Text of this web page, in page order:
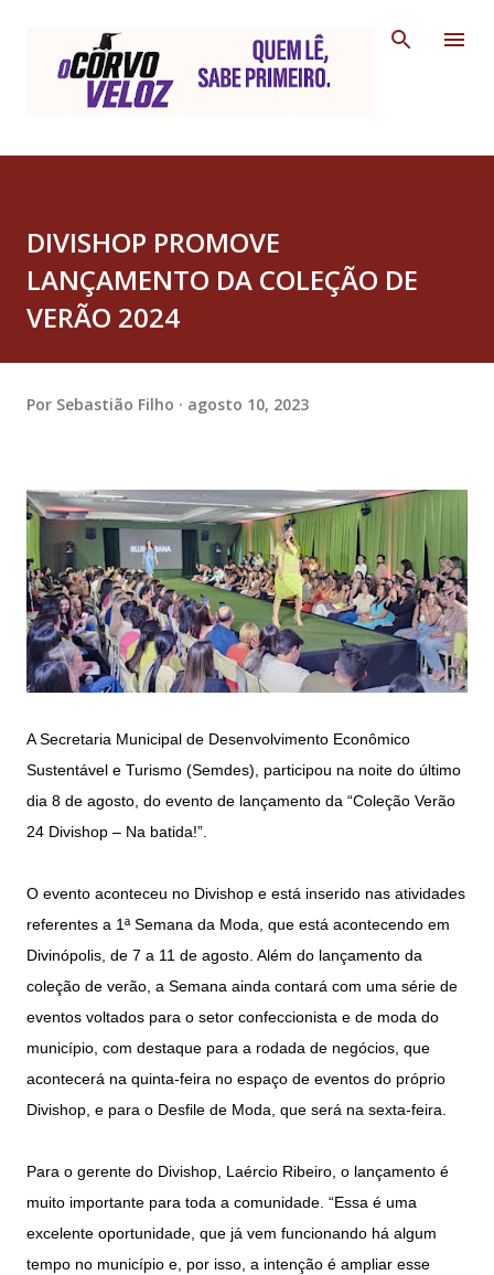
DIVISHOP PROMOVE
LANÇAMENTO DA COLEÇÃO DE
VERÃO 2024
Por Sebastião Filho agosto 10, 2023
A Secretaria Municipal de Desenvolvimento Econômico
Sustentável e Turismo (Semdes), participou na noite do último
dia 8 de agosto, do evento de lançamento da “Coleção Verão
24 Divishop – Na batida!”.
O evento aconteceu no Divishop e está inserido nas atividades
referentes a 1ª Semana da Moda, que está acontecendo em
Divinópolis, de 7 a 11 de agosto. Além do lançamento da
coleção de verão, a Semana ainda contará com uma série de
eventos voltados para o setor confeccionista e de moda do
município, com destaque para a rodada de negócios, que
acontecerá na quinta-feira no espaço de eventos do próprio
Divishop, e para o Desfile de Moda, que será na sexta-feira.
Para o gerente do Divishop, Laércio Ribeiro, o lançamento é
muito importante para toda a comunidade. “Essa é uma
excelente oportunidade, que já vem funcionando há algum
tempo no município e, por isso, a intenção é ampliar esse